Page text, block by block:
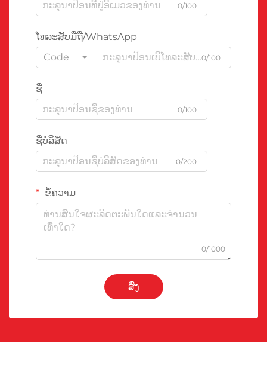
0/100
ໂທລະສັບມືຖື/WhatsApp
Code
0/100
ຊື່
0/100
ຊື່ບໍລິສັດ
0/200
ຂໍ້ຄວາມ
0/1000
ສົ່ງ